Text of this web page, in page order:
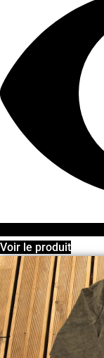
Voir le produit